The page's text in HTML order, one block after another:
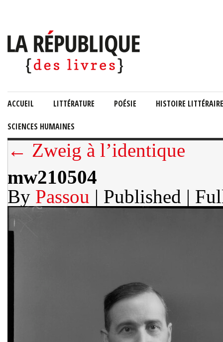
ACCUEIL LITTÉRATURE POÉSIE HISTOIRE LITTÉRAIRE
SCIENCES HUMAINES
← Zweig à l’identique
mw210504
By Passou | Published |